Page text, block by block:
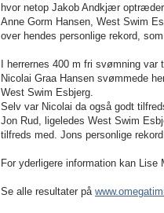
hvor netop Jakob Andkjær
Anne Gorm Hansen, West Swim
over hendes personlige rekord,
I herrernes 400 m fri svømning
Nicolai Graa Hansen svømmede
West Swim Esbjerg.
Selv var Nicolai da også godt
Jon Rud, ligeledes West Swim
tilfreds med. Jons personlige
For yderligere information kan Lise
Se alle resultater på